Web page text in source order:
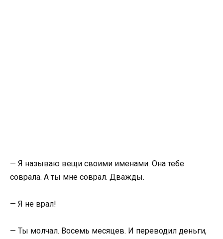
— Я называю вещи своими именами. Она тебе
соврала. А ты мне соврал. Дважды.
— Я не врал!
— Ты молчал. Восемь месяцев. И переводил деньги,